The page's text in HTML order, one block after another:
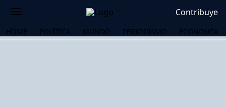
Contribuye
HOME POLÍTICA MUNDO PERIODISMO ECONOMÍA